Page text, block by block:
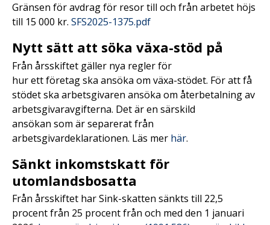
Gränsen för avdrag för resor till och från arbetet höjs
till 15 000 kr. SFS2025-1375.pdf
Nytt sätt att söka växa-stöd på
Från årsskiftet gäller nya regler för
hur ett företag ska ansöka om växa-stödet. För att få
stödet ska arbetsgivaren ansöka om återbetalning av
arbetsgivaravgifterna. Det är en särskild
ansökan som är separerat från
arbetsgivardeklarationen. Läs mer här.
Sänkt inkomstskatt för
utomlandsbosatta
Från årsskiftet har Sink-skatten sänkts till 22,5
procent från 25 procent från och med den 1 januari